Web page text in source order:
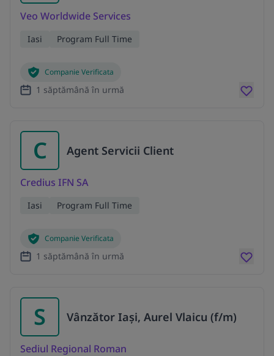
Veo Worldwide Services
Iasi Program Full Time
Companie Verificata
1 săptămână în urmă
C Agent Servicii Client
Credius IFN SA
Iasi Program Full Time
Companie Verificata
1 săptămână în urmă
S Vânzător Iași, Aurel Vlaicu (f/m)
Sediul Regional Roman